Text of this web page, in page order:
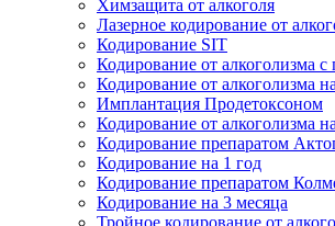
Химзащита от алкоголя
Лазерное кодирование от
Кодирование SIT
Кодирование от алкоголизма с
Кодирование от алкоголизма
Имплантация Продетоксоном
Кодирование от алкоголизма
Кодирование препаратом
Кодирование на 1 год
Кодирование препаратом
Кодирование на 3 месяца
Тройное кодирование от